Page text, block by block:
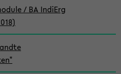
/ BA IndiErg